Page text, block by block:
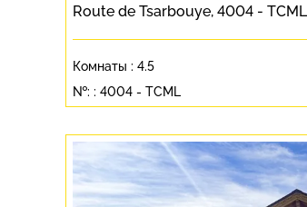
Route de Tsarbouye, 4004 - TCML
Комнаты : 4.5
№: : 4004 - TCML